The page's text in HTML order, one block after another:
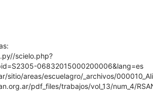
scielo.php?
06832015000200006&lang=es
sitio/areas/escuelagro/_archivos/
pdf_files/trabajos/vol_13/num_4/